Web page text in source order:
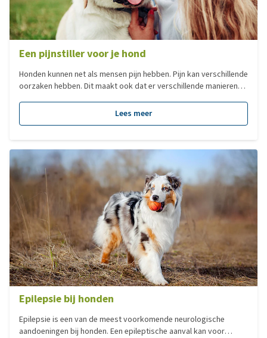
Een pijnstiller voor je hond
Honden kunnen net als mensen pijn hebben. Pijn kan verschillende
oorzaken hebben. Dit maakt ook dat er verschillende manieren
naar je dierenarts te gaan om te laten beoordelen wat er precies
aan de hand is. Ga niet aan de slag met een paracetamolletje of
Lees meer
Epilepsie bij honden
Epilepsie is een van de meest voorkomende neurologische
aandoeningen bij honden. Een epileptische aanval kan voor